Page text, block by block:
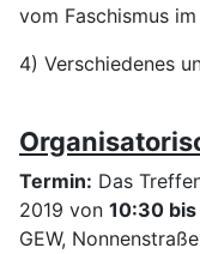
vom Faschismus
4) Verschiedenes
Termin: Das
2019 von 10:30 bis
GEW,